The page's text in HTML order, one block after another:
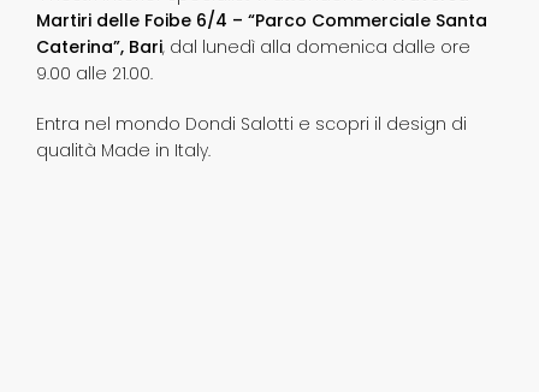
Martiri delle Foibe 6/4 – “Parco Commerciale Santa
Caterina”, Bari, dal lunedì alla domenica dalle ore
9.00 alle 21.00.
Entra nel mondo Dondi Salotti e scopri il design di
qualità Made in Italy.